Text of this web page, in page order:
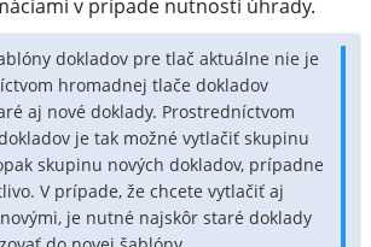
v prípade nutnosti úhrady.
dokladov pre tlač aktuálne nie je
hromadnej tlače dokladov
aj nové doklady. Prostredníctvom
je tak možné vytlačiť skupinu
skupinu nových dokladov, prípadne
V prípade, že chcete vytlačiť aj
je nutné najskôr staré doklady